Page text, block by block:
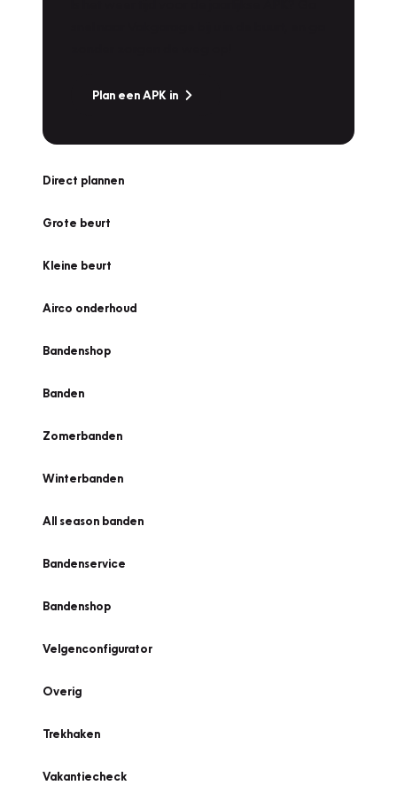
Plan een APK in
Direct plannen
Grote beurt
Kleine beurt
Airco onderhoud
Bandenshop
Banden
Zomerbanden
Winterbanden
All season banden
Bandenservice
Bandenshop
Velgenconfigurator
Overig
Trekhaken
Vakantiecheck